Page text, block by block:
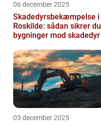
06 december 2025
Skadedyrsbekæmpelse i
Roskilde: sådan sikrer du
bygninger mod skadedyr
03 december 2025